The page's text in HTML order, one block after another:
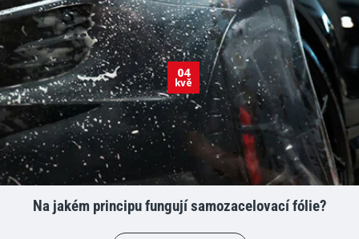
04
kvě
Na jakém principu fungují samozacelovací fólie?